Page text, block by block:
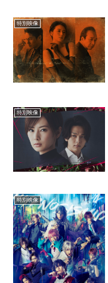
特別映像
特別映像
特別映像